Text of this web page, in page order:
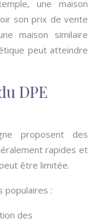
une maison
son prix de vente
maison similaire
peut atteindre
DPE
proposent des
rapides et
être limitée.
populaires :
des